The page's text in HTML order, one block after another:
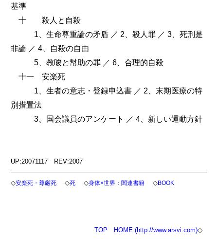
基準
十 殺人と自殺
1、生命尊重論の矛盾 ／ 2、殺人罪 ／ 3、死刑是
非論 ／ 4、自殺の自由
5、教唆と幇助の罪 ／ 6、合理的自殺
十一 安楽死
1、生者の意志・登録申込書 ／ 2、末期医療の特
別措置法
3、国会議員のアンケート ／ 4、新しい運動方針
UP:20071117 REV:2007
◇安楽死・尊厳死 ◇死 ◇身体×世界：関連書籍 ◇BOOK
TOP HOME (http://www.arsvi.com)◇